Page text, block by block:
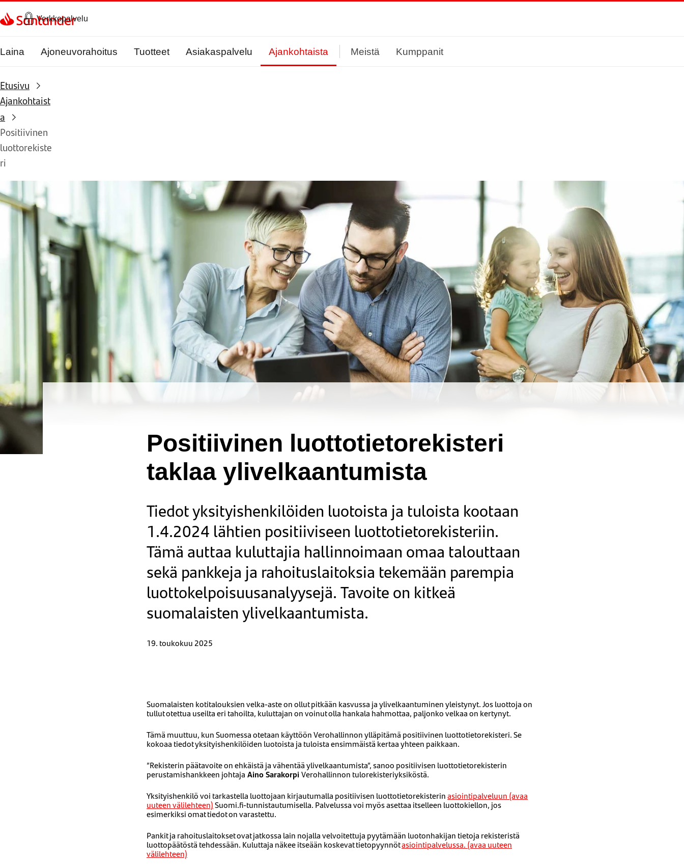
Siirry sivulle
Verkkopalvelu
Laina Ajoneuvorahoitus Tuotteet Asiakaspalvelu Ajankohtaista Meistä Kumppanit
Etusivu
Ajankohtaist
a
Positiivinen
luottorekiste
ri
Positiivinen luottotietorekisteri
taklaa ylivelkaantumista
Tiedot yksityishenkilöiden luotoista ja tuloista kootaan
1.4.2024 lähtien positiiviseen luottotietorekisteriin.
Tämä auttaa kuluttajia hallinnoimaan omaa talouttaan
sekä pankkeja ja rahoituslaitoksia tekemään parempia
luottokelpoisuusanalyysejä. Tavoite on kitkeä
suomalaisten ylivelkaantumista.
19. toukokuu 2025
Suomalaisten kotitalouksien velka-aste on ollut pitkään kasvussa ja ylivelkaantuminen yleistynyt. Jos luottoja on
tullut otettua useilta eri tahoilta, kuluttajan on voinut olla hankala hahmottaa, paljonko velkaa on kertynyt.
Tämä muuttuu, kun Suomessa otetaan käyttöön Verohallinnon ylläpitämä positiivinen luottotietorekisteri. Se
kokoaa tiedot yksityishenkilöiden luotoista ja tuloista ensimmäistä kertaa yhteen paikkaan.
”Rekisterin päätavoite on ehkäistä ja vähentää ylivelkaantumista”, sanoo positiivisen luottotietorekisterin
perustamishankkeen johtaja Aino Sarakorpi Verohallinnon tulorekisteriyksiköstä.
Yksityishenkilö voi tarkastella luottojaan kirjautumalla positiivisen luottotietorekisterinasiointipalveluun (avaa
uuteen välilehteen)Suomi.fi-tunnistautumisella. Palvelussa voi myös asettaa itselleen luottokiellon, jos
esimerkiksi omat tiedot on varastettu.
Pankit ja rahoituslaitokset ovat jatkossa lain nojalla velvoitettuja pyytämään luotonhakijan tietoja rekisteristä
luottopäätöstä tehdessään. Kuluttaja näkee itseään koskevat tietopyynnötasiointipalvelussa. (avaa uuteen
välilehteen)